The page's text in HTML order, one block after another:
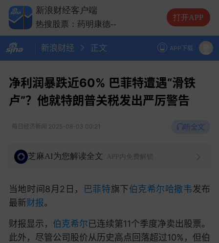
新浪财经客户端
热搜股票：长鑫科技
热搜股票：药明康德--
热搜股票：江波龙--
热搜股票：摩尔线程
热搜股票：长鑫科技--
打开APP
新浪财经 正文 APP下载
净利润暴跌近60% 巴菲特遭遇“滑铁
卢”？他就特朗普关税发出严厉警告
每日经济新闻 2025-08-03 00:21 听全文
芝麻AI为您解读全文 APP内免费解锁
当地时间8月2日， 巴菲特旗下伯克希尔哈撒韦发布
最新财报。
财报显示， 伯克希尔已连续第11个季度净卖出股票。
此外，尽管公司股价从历史高点回落超过10%，但伯